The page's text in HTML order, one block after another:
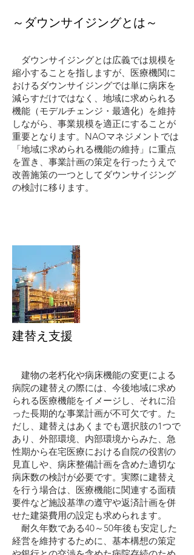
～ダウンサイジングとは～
​ ダウンサイジングとは広義では規模を
縮小することを指しますが、医療機関に
おけるダウンサイジングでは単に病床を
減らすだけではなく、地域に求められる
機能（モデルチェンジ・最適化）を維持
しながら、事業規模を適正にすることが
重要となります。NAOマネジメントでは
「地域に求められる機能の維持」に重点
を置き、事業計画の策定を行ったうえで
改善施策の一つとしてダウンサイジング
の検討に移ります。
建替え支援
​ 建物の老朽化や病床機能の変更による
病院の建替えの際には、今後地域に求め
られる医療機能をイメージし、それに沿
った長期的な事業計画が不可欠です。た
だし、建替えはあくまでも選択肢の1つで
あり、外部環境、内部環境からみた、急
性期から在宅医療における自院の役割の
見直しや、病床整備計画を含めた適切な
病床数の検討が必要です。実際に建替え
を行う場合は、医療機能に関連する面積
要件など施設基準の遵守や返済計画を併
せた建築費用の設定も求められます。
耐久年数である40～50年後も安定した
経営を維持するために、基本構想の策定